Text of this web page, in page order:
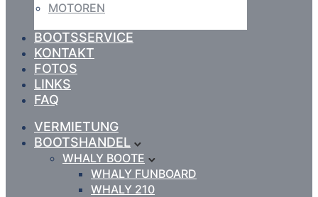
MOTOREN
BOOTSSERVICE
KONTAKT
FOTOS
LINKS
FAQ
VERMIETUNG
BOOTSHANDEL
WHALY BOOTE
WHALY FUNBOARD
WHALY 210